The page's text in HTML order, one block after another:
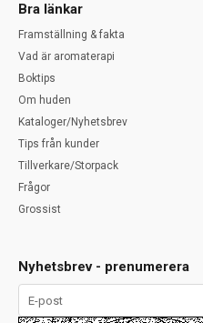
Bra länkar
Framställning & fakta
Vad är aromaterapi
Boktips
Om huden
Kataloger/Nyhetsbrev
Tips från kunder
Tillverkare/Storpack
Frågor
Grossist
Nyhetsbrev - prenumerera